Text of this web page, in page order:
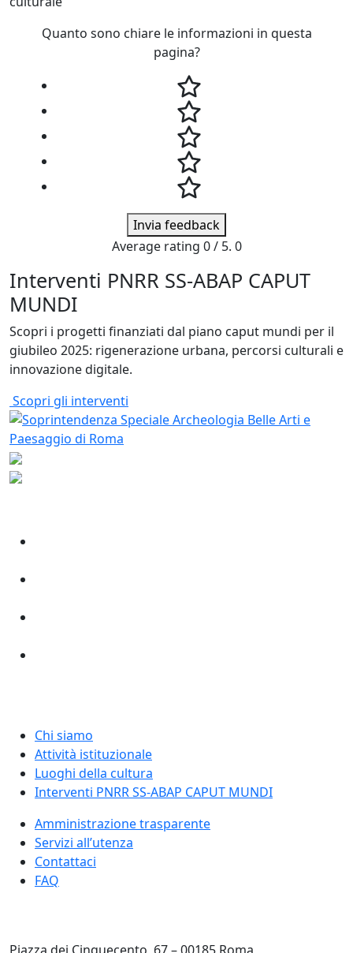
Quanto sono chiare le informazioni in questa
pagina?
Invia feedback
Average rating 0/ 5. 0
Interventi PNRR SS-ABAP CAPUT
MUNDI
Scopri i progetti finanziati dal piano caput mundi per il
giubileo 2025: rigenerazione urbana, percorsi culturali e
innovazione digitale.
Scopri gli interventi
Chi siamo
Attività istituzionale
Luoghi della cultura
Interventi PNRR SS-ABAP CAPUT MUNDI
Amministrazione trasparente
Servizi all’utenza
Contattaci
FAQ